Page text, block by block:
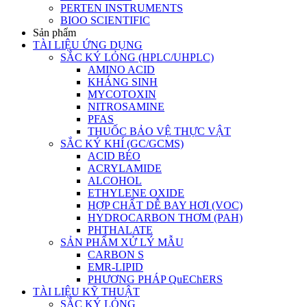
PERTEN INSTRUMENTS
BIOO SCIENTIFIC
Sản phẩm
TÀI LIỆU ỨNG DỤNG
SẮC KÝ LỎNG (HPLC/UHPLC)
AMINO ACID
KHÁNG SINH
MYCOTOXIN
NITROSAMINE
PFAS
THUỐC BẢO VỆ THỰC VẬT
SẮC KÝ KHÍ (GC/GCMS)
ACID BÉO
ACRYLAMIDE
ALCOHOL
ETHYLENE OXIDE
HỢP CHẤT DỄ BAY HƠI (VOC)
HYDROCARBON THƠM (PAH)
PHTHALATE
SẢN PHẨM XỬ LÝ MẪU
CARBON S
EMR-LIPID
PHƯƠNG PHÁP QuEChERS
TÀI LIỆU KỸ THUẬT
SẮC KÝ LỎNG